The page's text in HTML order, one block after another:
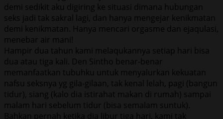
demi sedikit aku digiring ke situasi dimana hubungan
seks jadi tak sakral lagi, dan hanya mengejar kenikmatan
demi kenikmatan. Hanya mencari orgasme dan ejaqulasi,
menebar air mani!
Hampir dua tahun kami melaqukannya setiap hari bisa
dua atau tiga kali. Den Sintho benar-benar
memanfaatkan tubuhku untuk menyalurkan kekuatan
nafsu seksnya yg gila-gilaan, tak kenal lelah, pagi (bangun
tidur), siang (kalo dia istirahat makan di rumah) sampai
malam hari sebelum tidur (bisa semalam suntuk).
Bahkan pernah ketika dia libur tiga hari, kami tak